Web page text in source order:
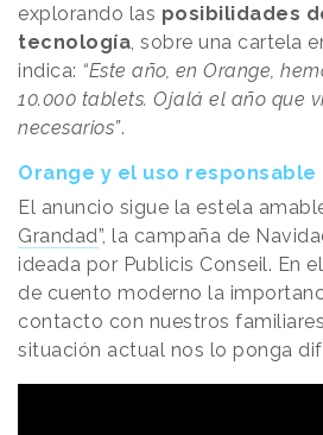
explorando las posibilidades
tecnología, sobre una cartela
indica: “Este año, en Orange,
10.000 tablets. Ojalá el año que
necesarios”.
Orange y el uso
El anuncio sigue la estela
Grandad”, la campaña de
ideada por Publicis Conseil. En
de cuento moderno la
contacto con nuestros
situación actual nos lo ponga